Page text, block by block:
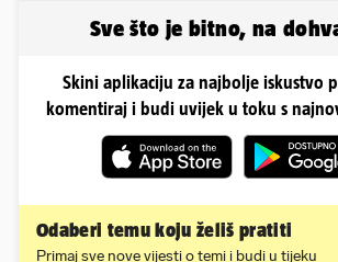
Sve što je bitno, na
Skini aplikaciju za najbolje iskustvo
komentiraj i budi uvijek u toku s
Odaberi temu koju želiš pratiti
Primaj sve nove vijesti o temi i budi u tijeku